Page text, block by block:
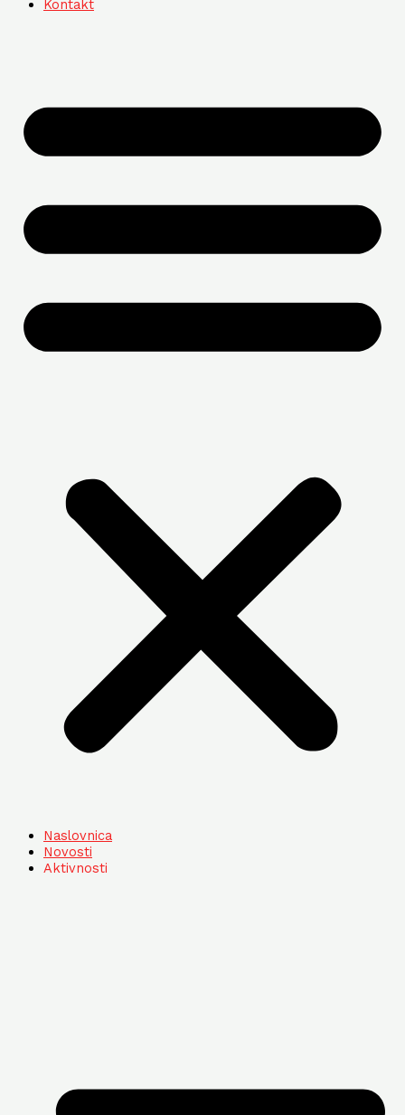
Kontakt
Naslovnica
Novosti
Aktivnosti